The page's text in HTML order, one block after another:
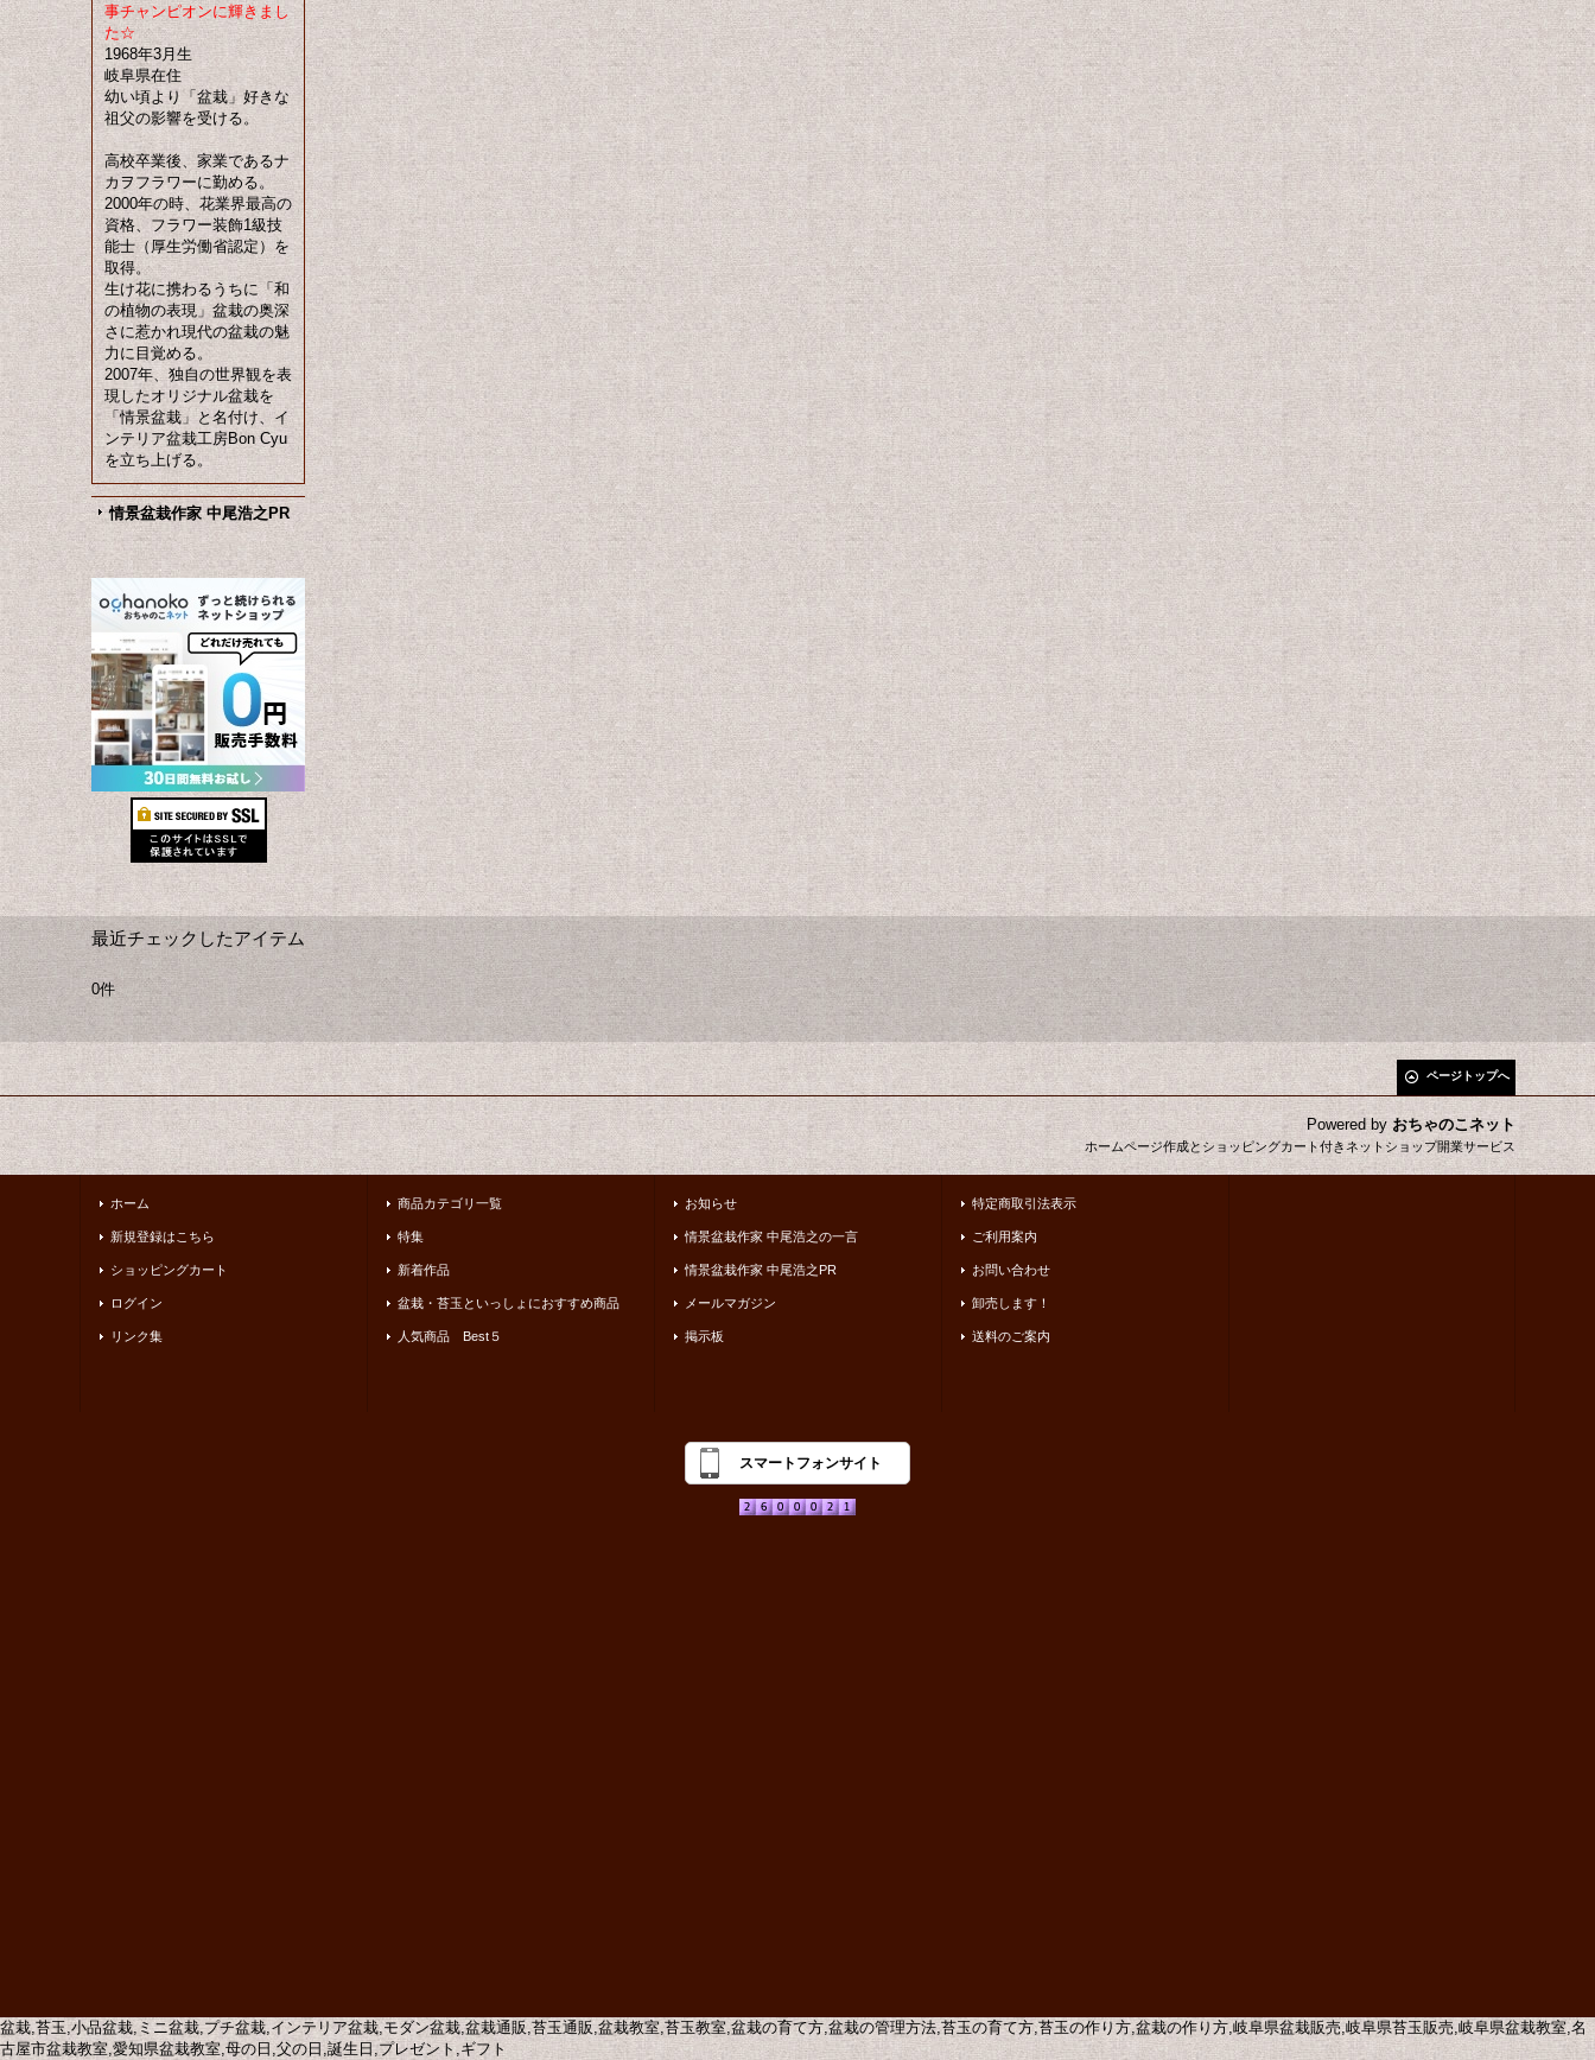
事チャンピオンに輝きまし
た☆
1968年3月生
岐阜県在住
幼い頃より「盆栽」好きな
祖父の影響を受ける。
高校卒業後、家業であるナ
カヲフラワーに勤める。
2000年の時、花業界最高の
資格、フラワー装飾1級技
能士（厚生労働省認定）を
取得。
生け花に携わるうちに「和
の植物の表現」盆栽の奥深
さに惹かれ現代の盆栽の魅
力に目覚める。
2007年、独自の世界観を表
現したオリジナル盆栽を
「情景盆栽」と名付け、イ
ンテリア盆栽工房Bon Cyu
を立ち上げる。
情景盆栽作家 中尾浩之PR
最近チェックしたアイテム
0件
ページトップへ
Powered byおちゃのこネット
ホームページ作成とショッピングカート付きネットショップ開業サービス
ホーム
新規登録はこちら
ショッピングカート
ログイン
リンク集
商品カテゴリ一覧
特集
新着作品
盆栽・苔玉といっしょにおすすめ商品
人気商品 Best５
お知らせ
情景盆栽作家 中尾浩之の一言
情景盆栽作家 中尾浩之PR
メールマガジン
掲示板
特定商取引法表示
ご利用案内
お問い合わせ
卸売します！
送料のご案内
スマートフォンサイト
盆栽,苔玉,小品盆栽,ミニ盆栽,プチ盆栽,インテリア盆栽,モダン盆栽,盆栽通販,苔玉通販,盆栽教室,苔玉教室,盆栽の育て方,盆栽の管理方法,苔玉の育て方,苔玉の作り方,盆栽の作り方,岐阜県盆栽販売,岐阜県苔玉販売,岐阜県盆栽教室,名
古屋市盆栽教室,愛知県盆栽教室,母の日,父の日,誕生日,プレゼント,ギフト